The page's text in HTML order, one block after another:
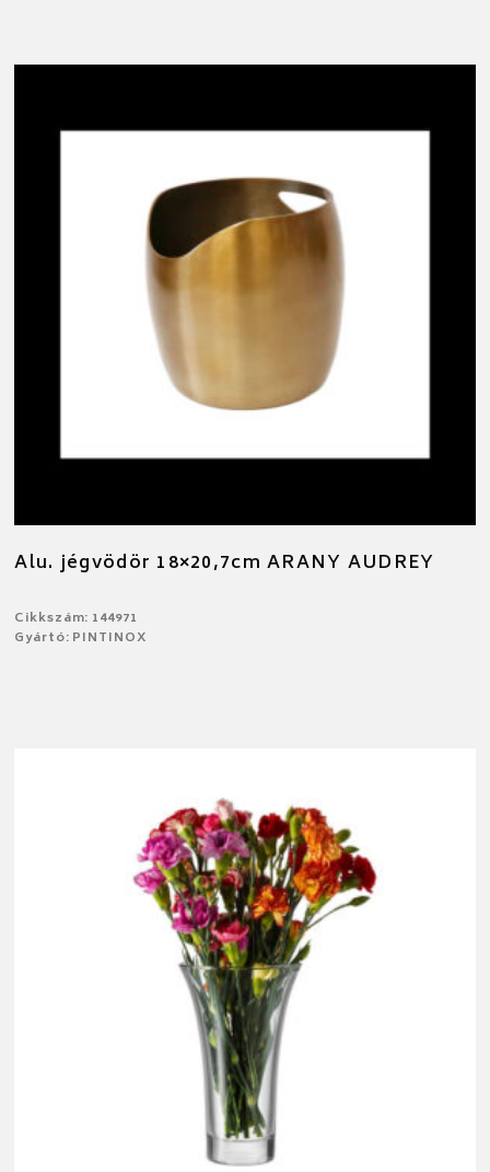
Alu. jégvödör 18×20,7cm ARANY AUDREY
Cikkszám: 144971
Gyártó: PINTINOX